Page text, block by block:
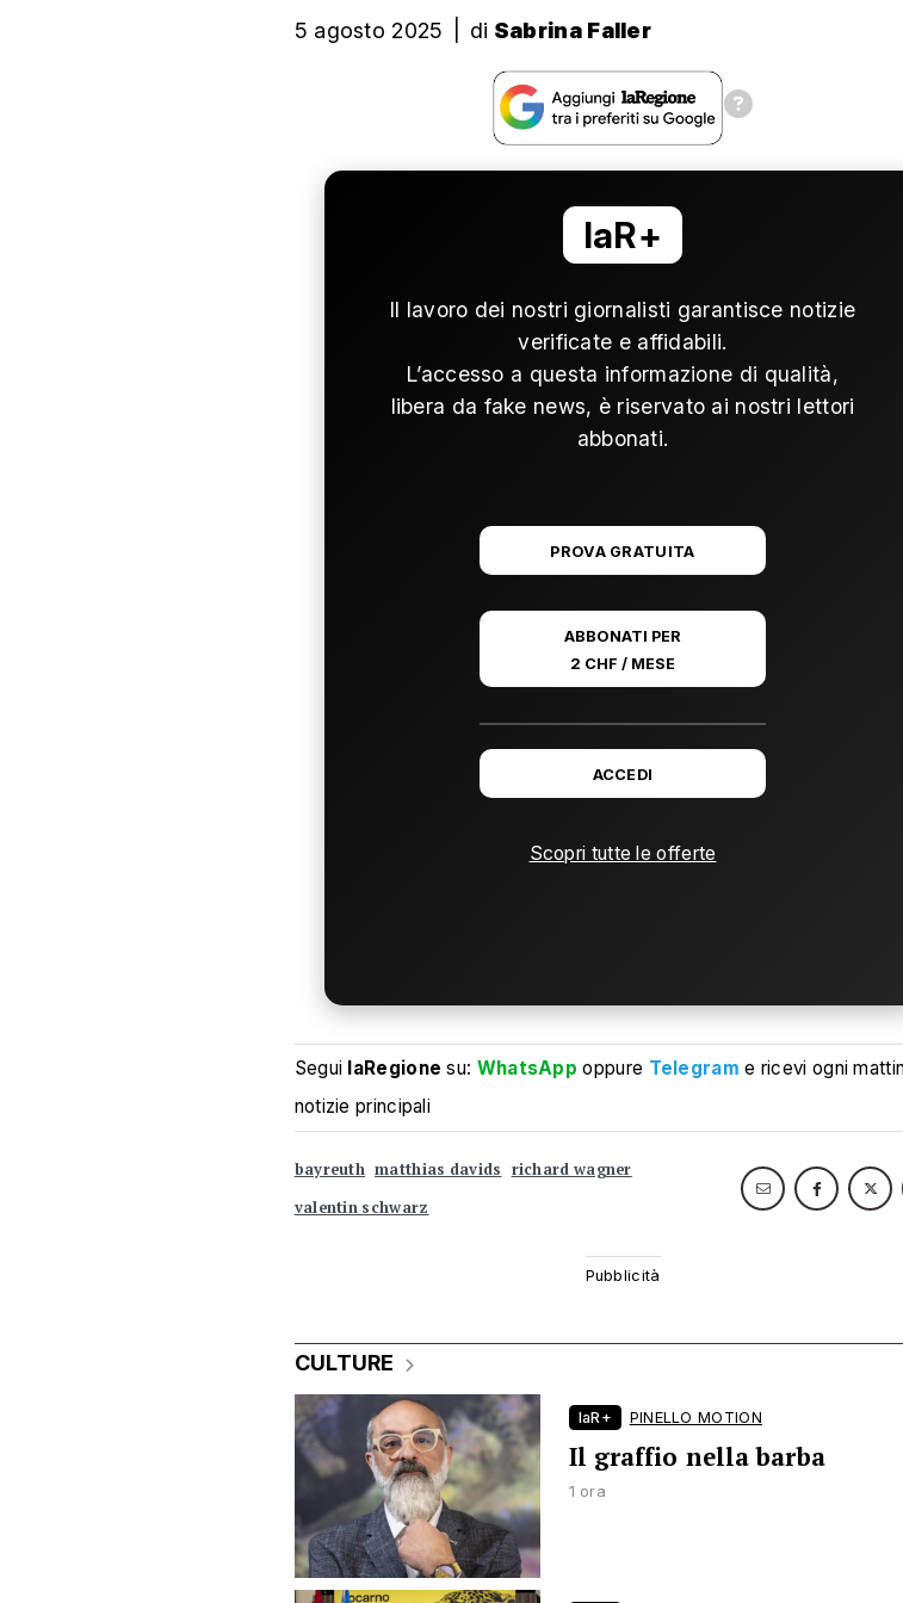
5 agosto 2025 di Sabrina Faller
laR+
Il lavoro dei nostri giornalisti garantisce notizie
verificate e affidabili.
L’accesso a questa informazione di qualità,
libera da fake news, è riservato ai nostri lettori
abbonati.
PROVA GRATUITA
ABBONATI PER
2 CHF / MESE
ACCEDI
Scopri tutte le offerte
Segui laRegione su: WhatsApp oppure Telegram e ricevi ogni
notizie principali
bayreuth matthias davids richard wagner
valentin schwarz
CULTURE
laR+ PINELLO MOTION
Il graffio nella barba
1 ora